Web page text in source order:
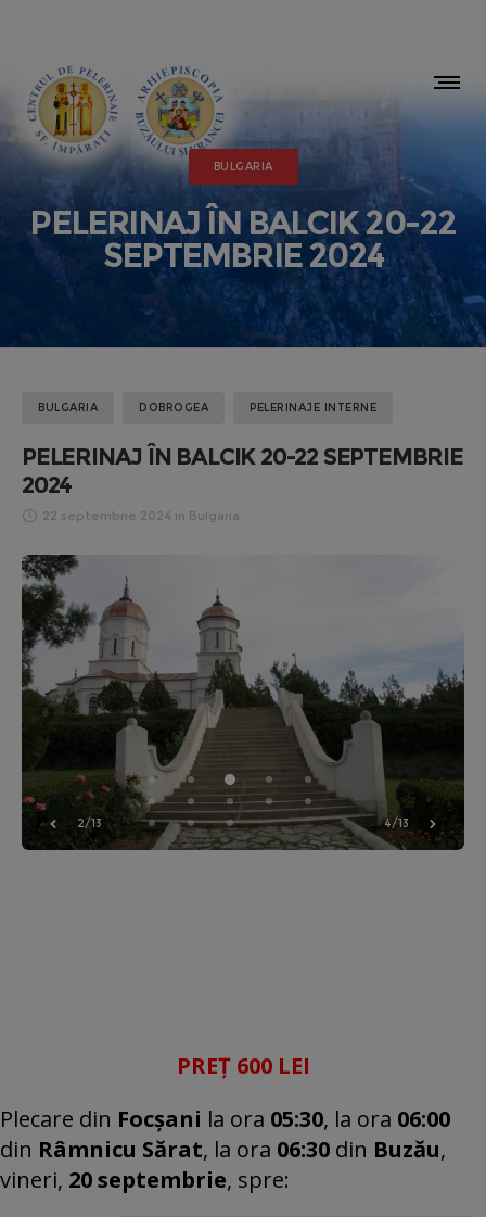
BULGARIA
PELERINAJ ÎN BALCIK 20-22
SEPTEMBRIE 2024
BULGARIA DOBROGEA PELERINAJE INTERNE
PELERINAJ ÎN BALCIK 20-22 SEPTEMBRIE
2024
22 septembrie 2024 in Bulgaria
2/13 4/13
PREȚ 600 LEI
Plecare din Focșani la ora 05:30, la ora 06:00
din Râmnicu Sărat, la ora 06:30 din Buzău,
vineri, 20 septembrie, spre: